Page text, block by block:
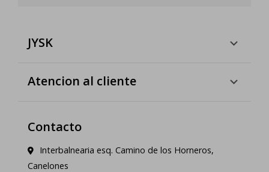
JYSK
Atencion al cliente
Contacto
Interbalnearia esq. Camino de los Horneros,
Canelones